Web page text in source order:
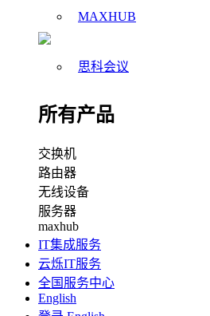
MAXHUB
思科会议
所有产品
交换机
路由器
无线设备
服务器
maxhub
IT集成服务
云烁IT服务
全国服务中心
English